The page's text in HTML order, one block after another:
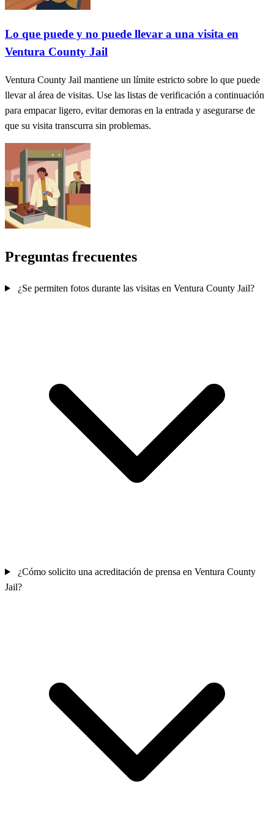
Lo que puede y no puede llevar a una visita en
Ventura County Jail
Ventura County Jail mantiene un límite estricto sobre lo que puede
llevar al área de visitas. Use las listas de verificación a continuación
para empacar ligero, evitar demoras en la entrada y asegurarse de
que su visita transcurra sin problemas.
Preguntas frecuentes
¿Se permiten fotos durante las visitas en Ventura County Jail?
¿Cómo solicito una acreditación de prensa en Ventura County
Jail?